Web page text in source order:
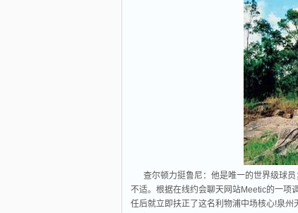
查尔顿力挺鲁尼：他是唯一的世界级球
不适。根据在线约会聊天网站Meetic的一项
任后就立即扶正了这名利物浦中场核心!泉